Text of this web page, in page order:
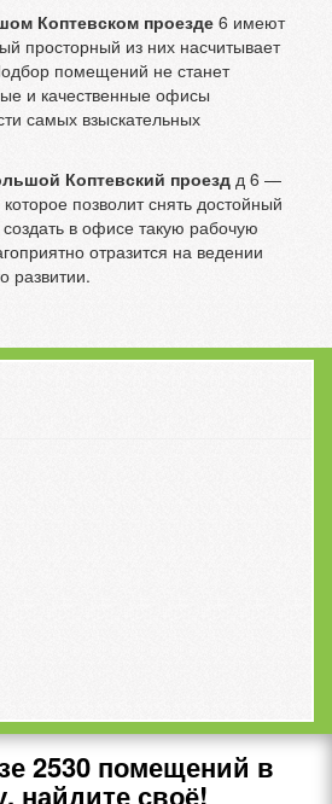
Коптевском проезде 6 имеют
просторный из них насчитывает
помещений не станет
и качественные офисы
самых взыскательных
Коптевский проезд д 6 —
позволит снять достойный
в офисе такую рабочую
отразится на ведении
развитии.
2530 помещений в
найдите своё!